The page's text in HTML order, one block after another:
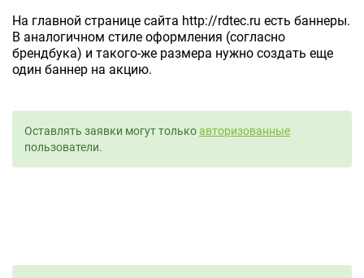
На главной странице сайта http://rdtec.ru есть баннеры.
В аналогичном стиле оформления (согласно
брендбука) и такого-же размера нужно создать еще
один баннер на акцию.
Оставлять заявки могут толькоавторизованные
пользователи.